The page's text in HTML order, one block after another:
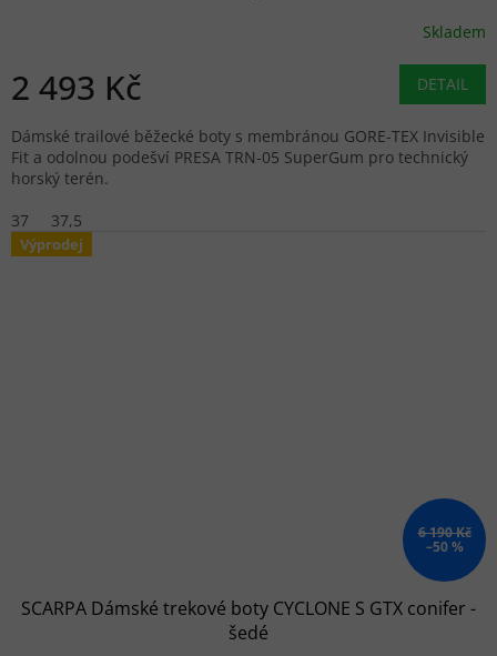
Skladem
2 493 Kč DETAIL
Dámské trailové běžecké boty s membránou GORE-TEX Invisible
Fit a odolnou podešví PRESA TRN-05 SuperGum pro technický
horský terén.
37
37,5
Výprodej
6 190 Kč
–50 %
SCARPA Dámské trekové boty CYCLONE S GTX conifer -
šedé